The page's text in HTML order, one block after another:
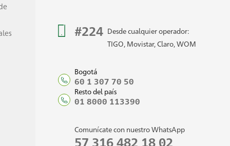
#224 Desde cualquier operador:
TIGO, Movistar, Claro, WOM
Bogotá
60 1 307 70 50
Resto del país
01 8000 113390
Comunícate con nuestro WhatsApp
57 316 482 18 02